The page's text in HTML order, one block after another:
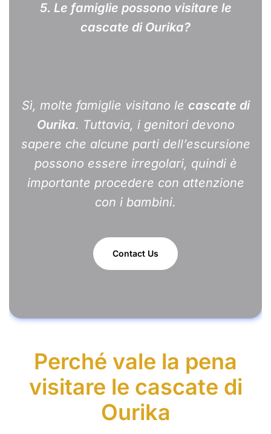
5. Le famiglie possono visitare le
cascate di Ourika?
Sì, molte famiglie visitano le cascate di
Ourika. Tuttavia, i genitori devono
sapere che alcune parti dell’escursione
possono essere irregolari, quindi è
importante procedere con attenzione
con i bambini.
Contact Us
Perché vale la pena
visitare le cascate di
Ourika